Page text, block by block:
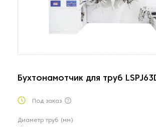
Бухтонамотчик для труб
Под заказ
Диаметр труб (мм)